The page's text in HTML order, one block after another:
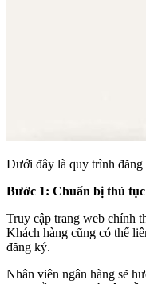
Dưới đây là quy trình đăng
Bước 1: Chuẩn bị thủ tục
Truy cập trang web chính
Khách hàng cũng có thể
đăng ký.
Nhân viên ngân hàng sẽ